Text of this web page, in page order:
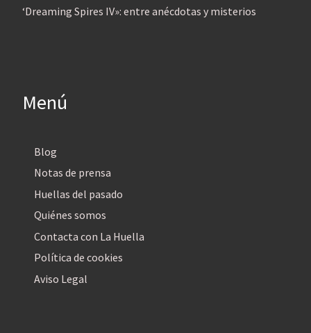
‘Dreaming Spires IV»: entre anécdotas y misterios
Menú
Blog
Notas de prensa
Huellas del pasado
Quiénes somos
Contacta con La Huella
Política de cookies
Aviso Legal